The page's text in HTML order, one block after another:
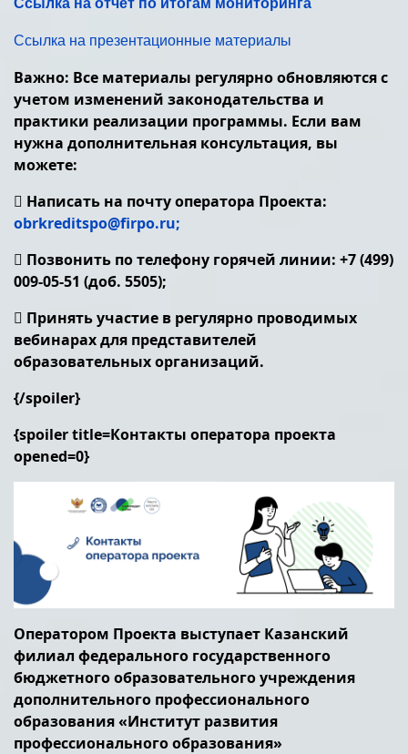
Ссылка на презентационные материалы
Важно: Все материалы регулярно обновляются с
учетом изменений законодательства и
практики реализации программы. Если вам
нужна дополнительная консультация, вы
можете:
 Написать на почту оператора Проекта:
obrkreditspo@firpo.ru;
 Позвонить по телефону горячей линии: +7 (499)
009-05-51 (доб. 5505);
 Принять участие в регулярно проводимых
вебинарах для представителей
образовательных организаций.
{/spoiler}
{spoiler title=Контакты оператора проекта
opened=0}
Оператором Проекта выступает Казанский
филиал федерального государственного
бюджетного образовательного учреждения
дополнительного профессионального
образования «Институт развития
профессионального образования»